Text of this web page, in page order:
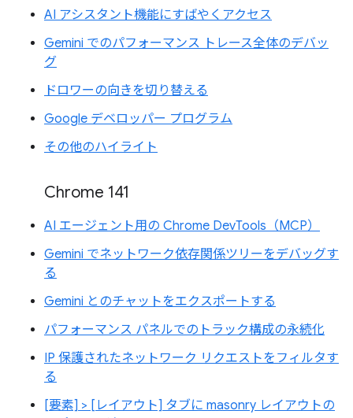
AI アシスタント機能にすばやくアクセス
Gemini でのパフォーマンス トレース全体のデバッ
グ
ドロワーの向きを切り替える
Google デベロッパー プログラム
その他のハイライト
Chrome 141
AI エージェント用の Chrome DevTools（MCP）
Gemini でネットワーク依存関係ツリーをデバッグす
る
Gemini とのチャットをエクスポートする
パフォーマンス パネルでのトラック構成の永続化
IP 保護されたネットワーク リクエストをフィルタす
る
[要素] > [レイアウト] タブに masonry レイアウトの